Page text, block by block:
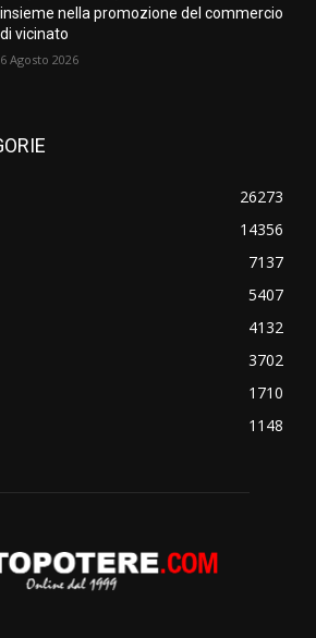
insieme nella promozione del commercio
di vicinato
6 Agosto 2026
26273
14356
7137
5407
4132
3702
1710
1148